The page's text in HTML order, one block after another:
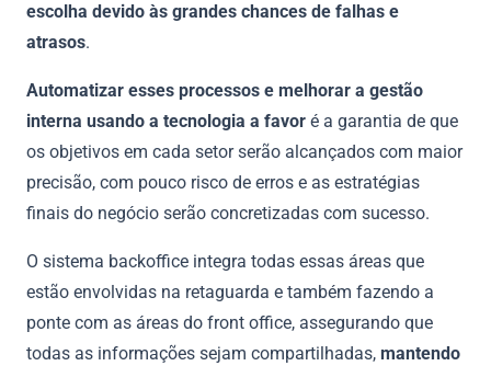
escolha devido às grandes chances de falhas e
atrasos.
Automatizar esses processos e melhorar a gestão
interna usando a tecnologia a favor é a garantia de que
os objetivos em cada setor serão alcançados com maior
precisão, com pouco risco de erros e as estratégias
finais do negócio serão concretizadas com sucesso.
O sistema backoffice integra todas essas áreas que
estão envolvidas na retaguarda e também fazendo a
ponte com as áreas do front office, assegurando que
todas as informações sejam compartilhadas, mantendo